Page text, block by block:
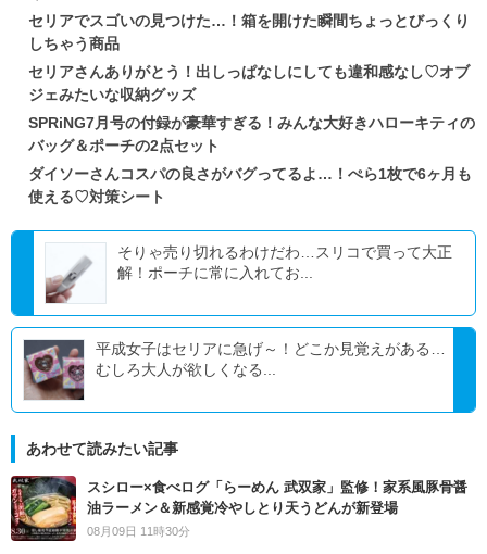
セリアでスゴいの見つけた…！箱を開けた瞬間ちょっとびっくり
しちゃう商品
セリアさんありがとう！出しっぱなしにしても違和感なし♡オブ
ジェみたいな収納グッズ
SPRiNG7月号の付録が豪華すぎる！みんな大好きハローキティの
バッグ＆ポーチの2点セット
ダイソーさんコスパの良さがバグってるよ…！ぺら1枚で6ヶ月も
使える♡対策シート
そりゃ売り切れるわけだわ…スリコで買って大正
解！ポーチに常に入れてお...
平成女子はセリアに急げ～！どこか見覚えがある…
むしろ大人が欲しくなる...
あわせて読みたい記事
スシロー×食べログ「らーめん 武双家」監修！家系風豚骨醤
油ラーメン＆新感覚冷やしとり天うどんが新登場
08月09日 11時30分